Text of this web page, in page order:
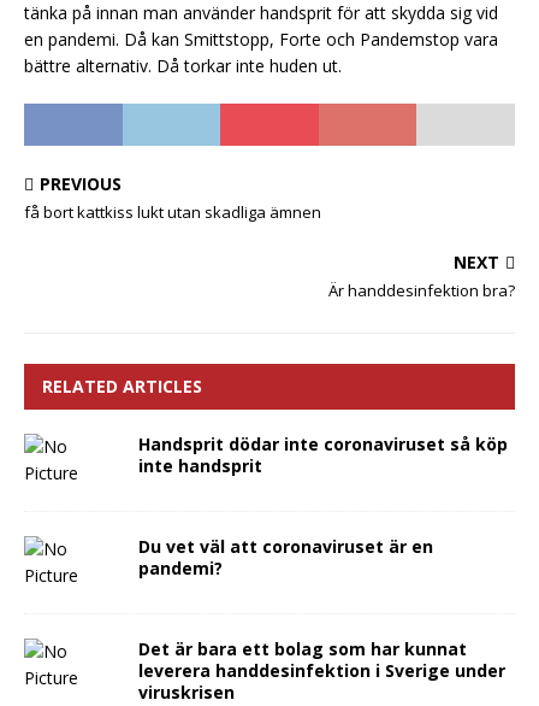
tänka på innan man använder handsprit för att skydda sig vid
en pandemi. Då kan Smittstopp, Forte och Pandemstop vara
bättre alternativ. Då torkar inte huden ut.
PREVIOUS
få bort kattkiss lukt utan skadliga ämnen
NEXT
Är handdesinfektion bra?
RELATED ARTICLES
Handsprit dödar inte coronaviruset så köp
inte handsprit
Du vet väl att coronaviruset är en
pandemi?
Det är bara ett bolag som har kunnat
leverera handdesinfektion i Sverige under
viruskrisen